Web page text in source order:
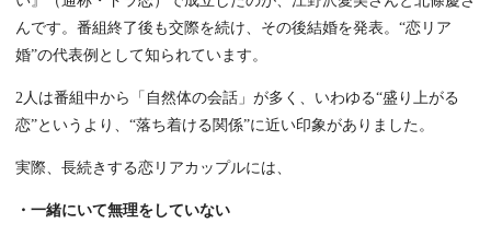
んです。番組終了後も交際を続け、その後結婚を発表。“恋リア
婚”の代表例として知られています。
2人は番組中から「自然体の会話」が多く、いわゆる“盛り上がる
恋”というより、“落ち着ける関係”に近い印象がありました。
実際、長続きする恋リアカップルには、
・一緒にいて無理をしていない